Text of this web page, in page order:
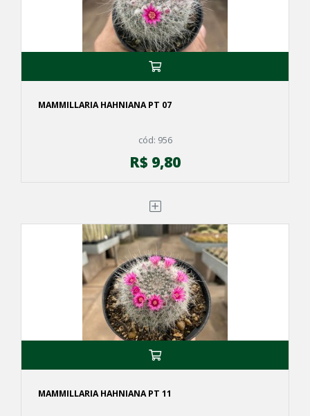
MAMMILLARIA HAHNIANA PT 07
cód: 956
R$ 9,80
MAMMILLARIA HAHNIANA PT 11